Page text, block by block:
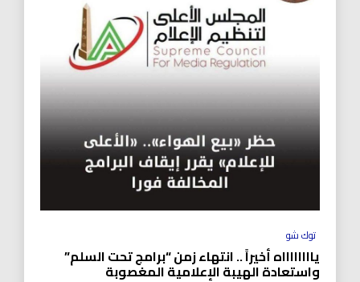
توك شو
يااااااااه أخيراً .. انتهاء زمن “برامج تحت السلم”
واستعادة الهيبة الإعلامية المغصوبة